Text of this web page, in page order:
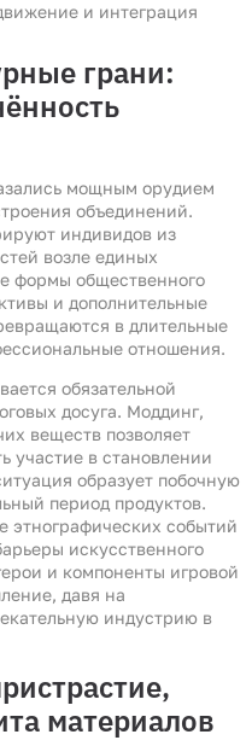
и интеграция
грани:
мощным орудием
объединений.
индивидов из
возле единых
формы общественного
и дополнительные
в длительные
отношения.
обязательной
досуга. Моддинг,
веществ позволяет
участие в становлении
образует побочную
период продуктов.
этнографических событий
искусственного
и компоненты игровой
давя на
индустрию в
материалов